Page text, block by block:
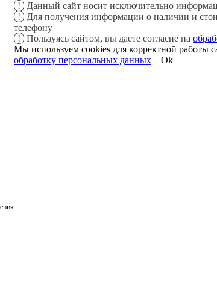
!
Данный сайт носит исключительно
!
Для получения информации о наличии и
телефону
!
Пользуясь сайтом, вы даете согласие на
Мы используем cookies для корректной работы
обработку персональных данных
Ok